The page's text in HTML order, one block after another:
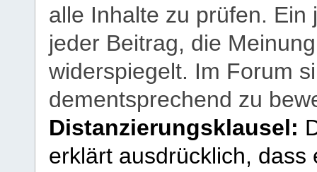
alle Inhalte zu prüfen.
jeder Beitrag, die
widerspiegelt. Im Forum
dementsprechend zu
Distanzierungsklausel:
erklärt ausdrücklich,